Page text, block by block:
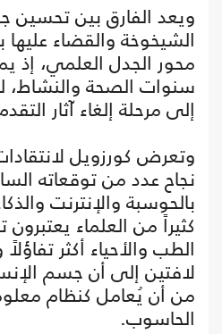
ويعد الفارق بين تحسين
الشيخوخة والقضاء عليها
محور الجدل العلمي، إذ
سنوات الصحة والنشاط،
إلى مرحلة إلغاء آثار
وتعرض كورزويل
نجاح عدد من توقعاته
بالحوسبة والإنترنت
كثيراً من العلماء
الطب والأحياء أكثر
لافتين إلى أن جسم
من أن يُعامل كنظام
الحاسوب.